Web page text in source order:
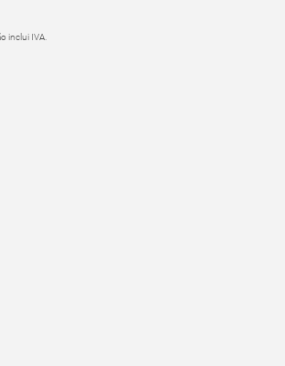
inclui IVA.